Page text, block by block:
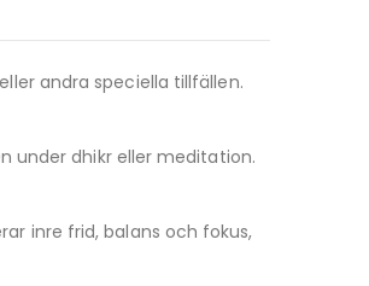
andra speciella tillfällen.
under dhikr eller meditation.
inre frid, balans och fokus,